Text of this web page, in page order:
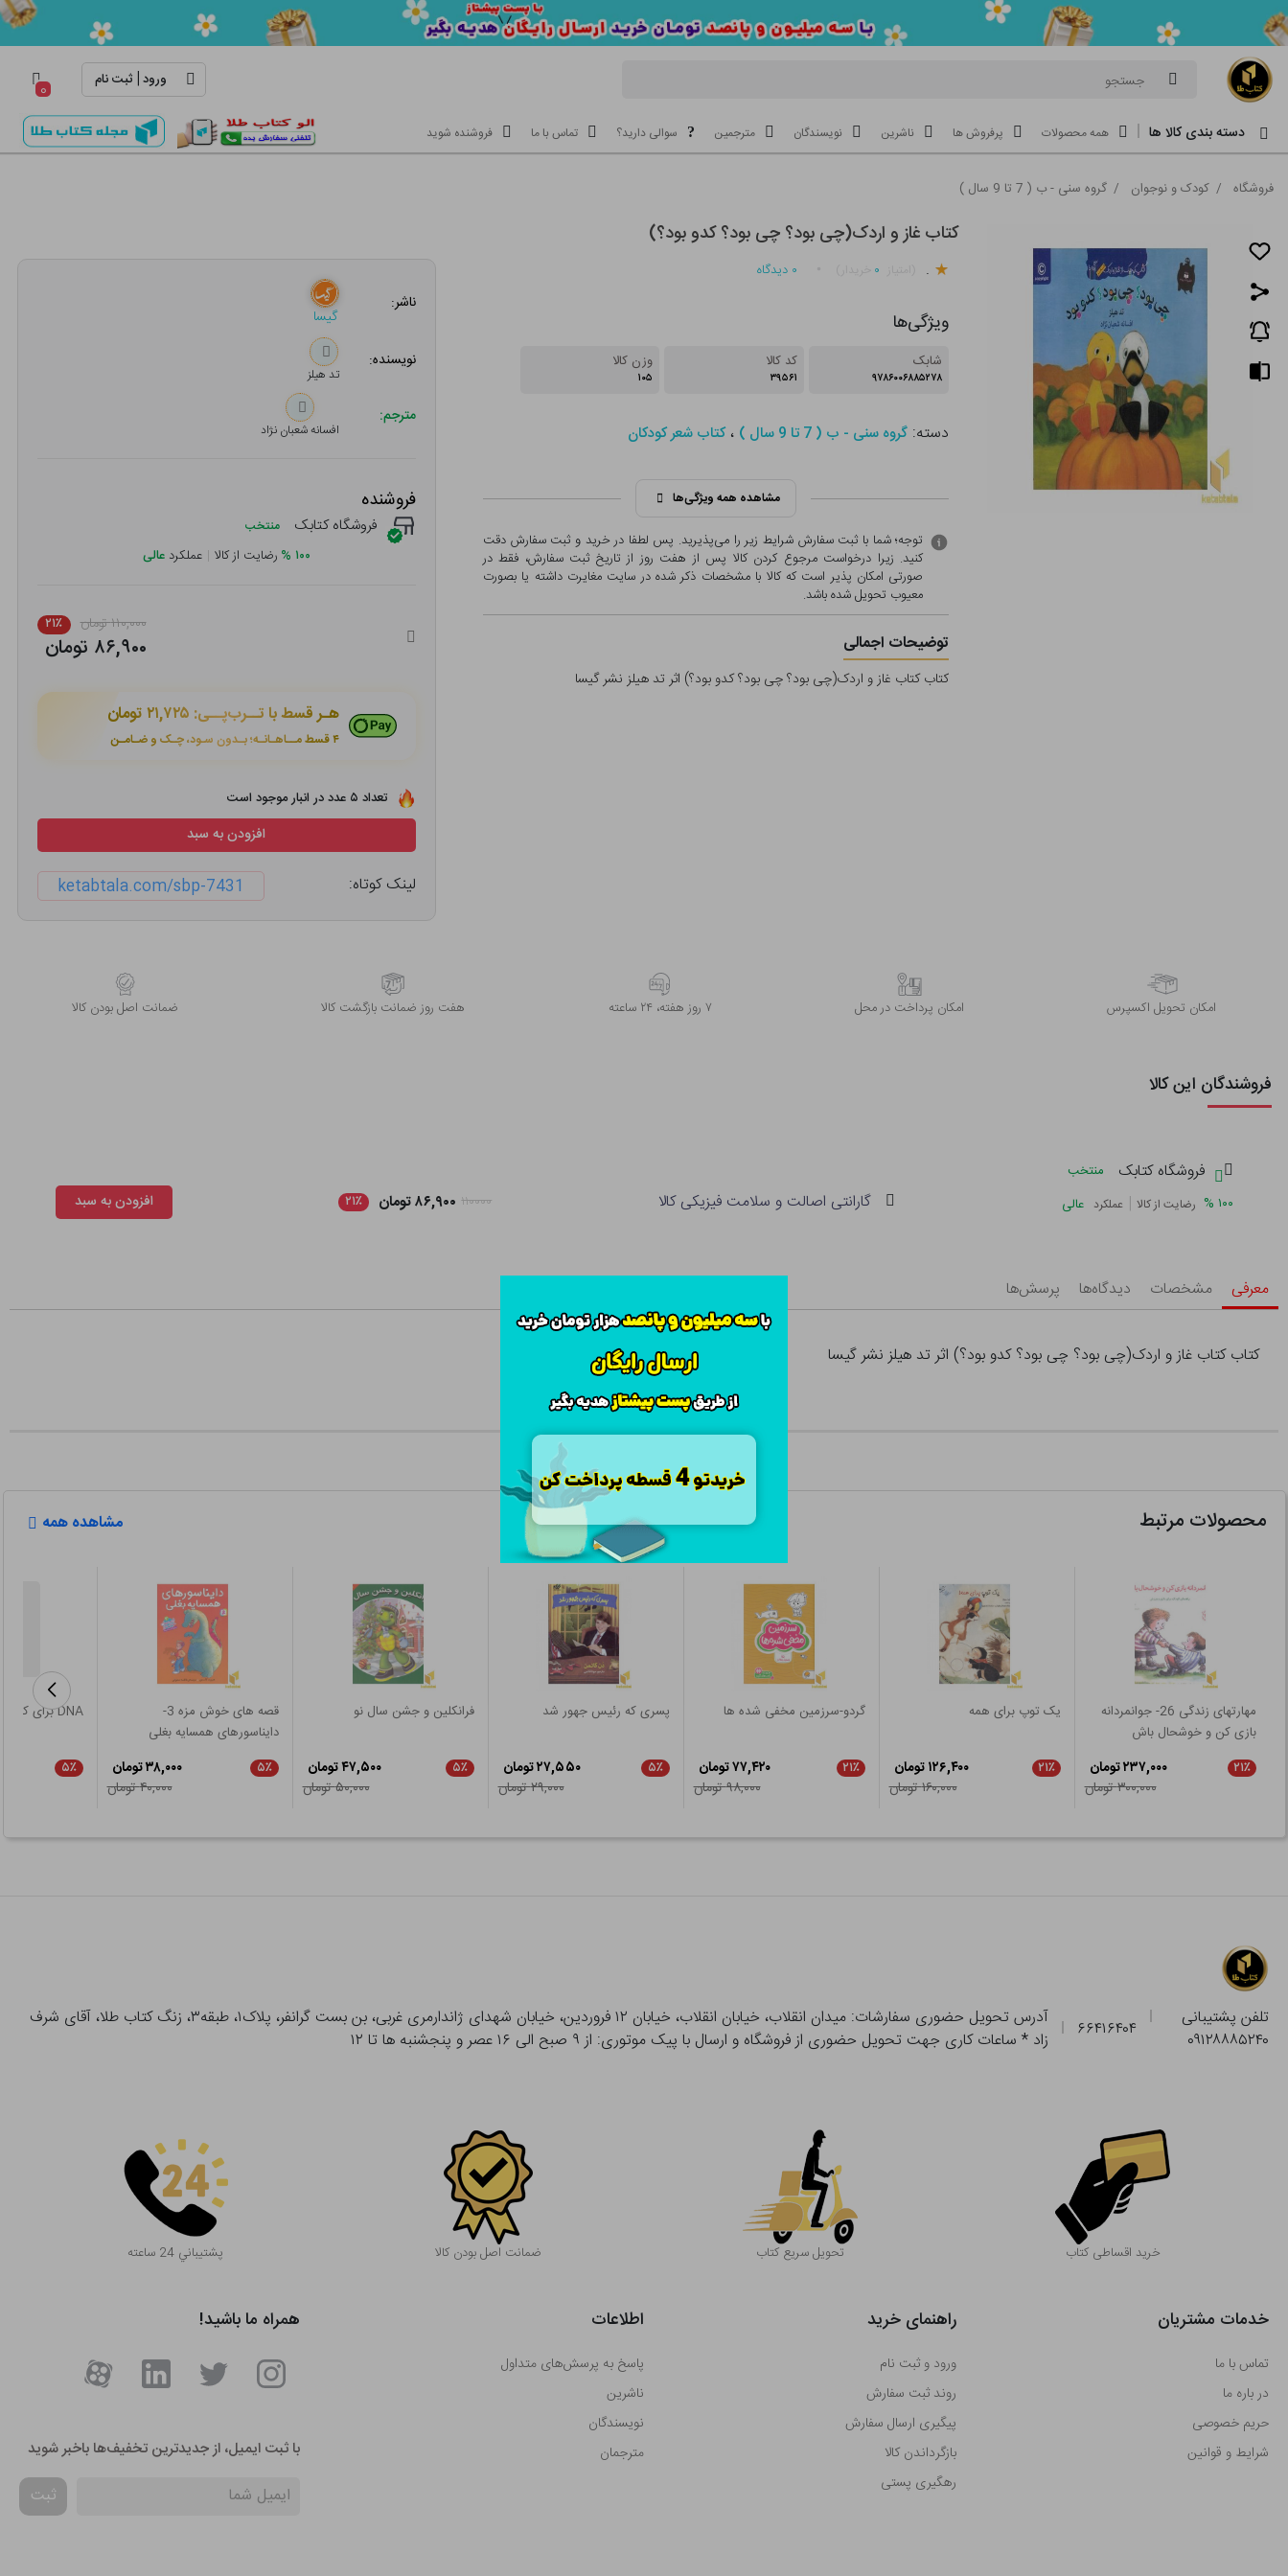
جستجو ورود| ثبت نام ۰
دسته بندی کالا ها همه محصولات پرفروش ها ناشرین نویسندگان مترجمین سوالی دارید؟ تماس با ما فروشنده شوید
فروشگاه / کودک و نوجوان / گروه سنی - ب ( 7 تا 9 سال )
کتاب غاز و اردک(چی بود؟ چی بود؟ کدو بود؟)
. ۰ ۰ دیدگاه
ویژگی‌ها
شابک
۹۷۸۶۰۰۶۸۸۵۲۷۸
کد کالا
۳۹۵۶۱
وزن کالا
۱۰۵
دسته: گروه سنی - ب ( 7 تا 9 سال ) ،کتاب شعر کودکان
مشاهده همه ویژگی‌ها
توجه؛ شما با ثبت سفارش شرایط زیر را می‌پذیرید. پس لطفا در خرید و ثبت سفارش دقت
کنید. زیرا درخواست مرجوع کردن کالا پس از هفت روز از تاریخ ثبت سفارش، فقط در
صورتی امکان پذیر است که کالا با مشخصات ذکر شده در سایت مغایرت داشته یا بصورت
معيوب تحویل شده باشد.
توضیحات اجمالی
کتاب کتاب غاز و اردک(چی بود؟ چی بود؟ کدو بود؟) اثر تد هیلز نشر گیسا
ناشر:
گیسا
نویسنده:
تد هیلز
مترجم:
افسانه شعبان نژاد
فروشنده
فروشگاه کتابک منتخب
۱۰۰ % رضایت از کالا | عملکرد عالی
۱۱۰,۰۰۰ تومان ۲۱٪
۸۶,۹۰۰ تومان
هـر قسط با تــرب‌پــی: ۲۱,۷۲۵ تومان
۴ قسط مــاهـانـه؛ بـدون سـود، چـک و ضـامـن
تعداد ۵ عدد در انبار موجود است
افزودن به سبد
لینک کوتاه: ketabtala.com/sbp-7431
اﻣﮑﺎن ﺗﺤﻮﯾﻞ اﮐﺴﭙﺮس امکان پرداخت در محل ۷ روز ﻫﻔﺘﻪ، ۲۴ ﺳﺎﻋﺘﻪ هفت روز ضمانت بازگشت کالا ﺿﻤﺎﻧﺖ اﺻﻞ ﺑﻮدن ﮐﺎﻟﺎ
فروشندگان این کالا
فروشگاه کتابک
منتخب
۱۰۰ % رضایت از کالا | عملکرد عالی گارانتی اصالت و سلامت فیزیکی کالا ۱۱۰۰۰۰ ۸۶,۹۰۰ تومان ۲۱٪ افزودن به سبد
معرفی مشخصات دیدگاه‌ها پرسش‌ها
کتاب کتاب غاز و اردک(چی بود؟ چی بود؟ کدو بود؟) اثر تد هیلز نشر گیسا
محصولات مرتبط مشاهده همه
مهارتهای زندگی 26- جوانمردانه
بازی کن و خوشحال باش
۲۱٪
۲۳۷,۰۰۰ تومان
۳۰۰,۰۰۰ تومان
یک توپ برای همه
۲۱٪
۱۲۶,۴۰۰ تومان
۱۶۰,۰۰۰ تومان
گردو-سرزمین مخفی شده ها
۲۱٪
۷۷,۴۲۰ تومان
۹۸,۰۰۰ تومان
پسری که رئیس جهور شد
۵٪
۲۷,۵۵۰ تومان
۲۹,۰۰۰ تومان
فرانکلین و جشن سال نو
۵٪
۴۷,۵۰۰ تومان
۵۰,۰۰۰ تومان
قصه های خوش مزه 3-
دایناسورهای همسایه بغلی
۵٪
۳۸,۰۰۰ تومان
۴۰,۰۰۰ تومان
DNA برای کوچولوها-علوم
۵٪
تلفن پشتیبانی
۰۹۱۲۸۸۸۵۲۴۰
۶۶۴۱۶۴۰۴
آدرس تحویل حضوری سفارشات: میدان انقلاب، خیابان انقلاب، خیابان ۱۲ فروردین، خیابان شهدای ژاندارمری غربی، بن بست گرانفر، پلاک۱، طبقه۳، زنگ کتاب طلا، آقای شرف
زاد * ساعات کاری جهت تحویل حضوری از فروشگاه و ارسال با پیک موتوری: از ۹ صبح الی ۱۶ عصر و پنجشنبه ها تا ۱۲
خرید اقساطی کتاب تحویل سریع کتاب
بصورت حضوری از آدرس تحویل حضوری سفارش خود را بدون هیچ هزینه ای تحویل بگیرید.
ضمانت اصل بودن کالا پشتيباني 24 ساعته
خدمات مشتریان
تماس با ما
در باره ما
حریم خصوصی
شرایط و قوانین
راهنمای خرید
ورود و ثبت نام
روند ثبت سفارش
پیگیری ارسال سفارش
بازگرداندن کالا
رهگیری پستی
اطلاعات
پاسخ به پرسش‌های متداول
ناشرین
نویسندگان
مترجمان
همراه ما باشید!
با ثبت ایمیل، از جدید‌ترین تخفیف‌ها با‌خبر شوید
ثبت